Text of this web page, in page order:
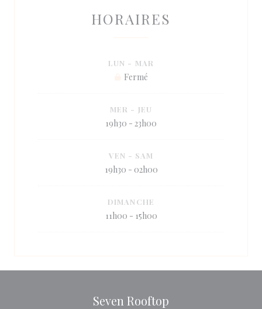
HORAIRES
LUN - MAR
Fermé
MER - JEU
19h30 - 23h00
VEN - SAM
19h30 - 02h00
DIMANCHE
11h00 - 15h00
Seven Rooftop